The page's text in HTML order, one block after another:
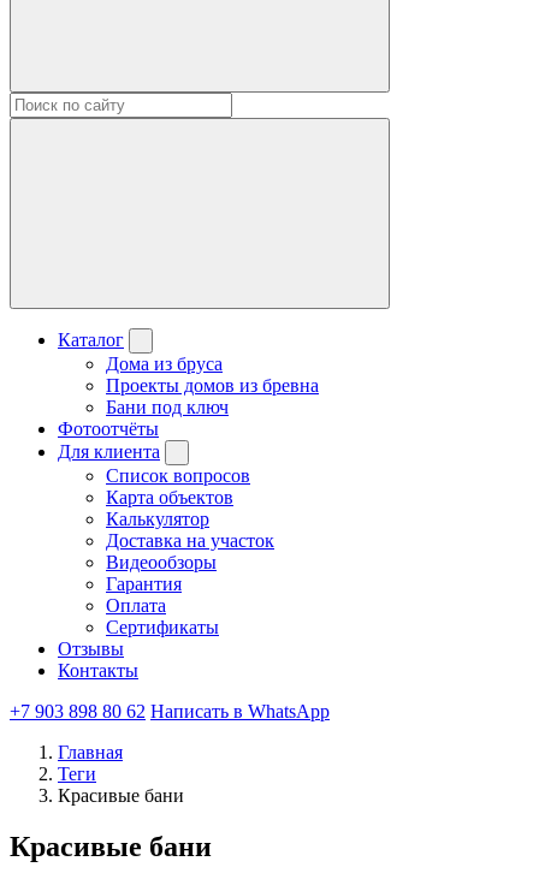
Каталог
Дома из бруса
Проекты домов из бревна
Бани под ключ
Фотоотчёты
Для клиента
Список вопросов
Карта объектов
Калькулятор
Доставка на участок
Видеообзоры
Гарантия
Оплата
Сертификаты
Отзывы
Контакты
+7 903 898 80 62 Написать в WhatsApp
Главная
Теги
Красивые бани
Красивые бани